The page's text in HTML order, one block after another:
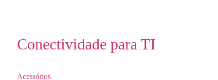
Conectividade para TI
Acessórios